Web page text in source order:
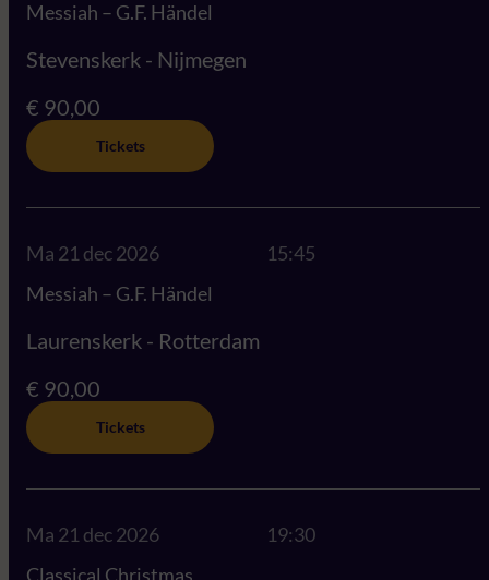
Messiah – G.F. Händel
Stevenskerk - Nijmegen
€ 90,00
Tickets
Ma 21 dec 2026
15:45
Messiah – G.F. Händel
Laurenskerk - Rotterdam
€ 90,00
Tickets
Ma 21 dec 2026
19:30
Classical Christmas